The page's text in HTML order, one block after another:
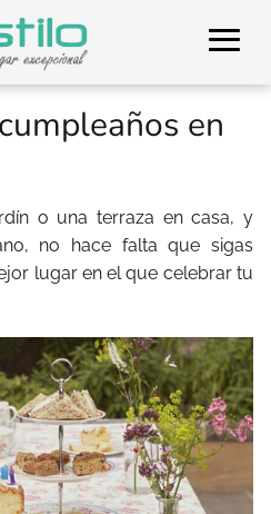
en
o una terraza en casa, y
no hace falta que sigas
lugar en el que celebrar tu